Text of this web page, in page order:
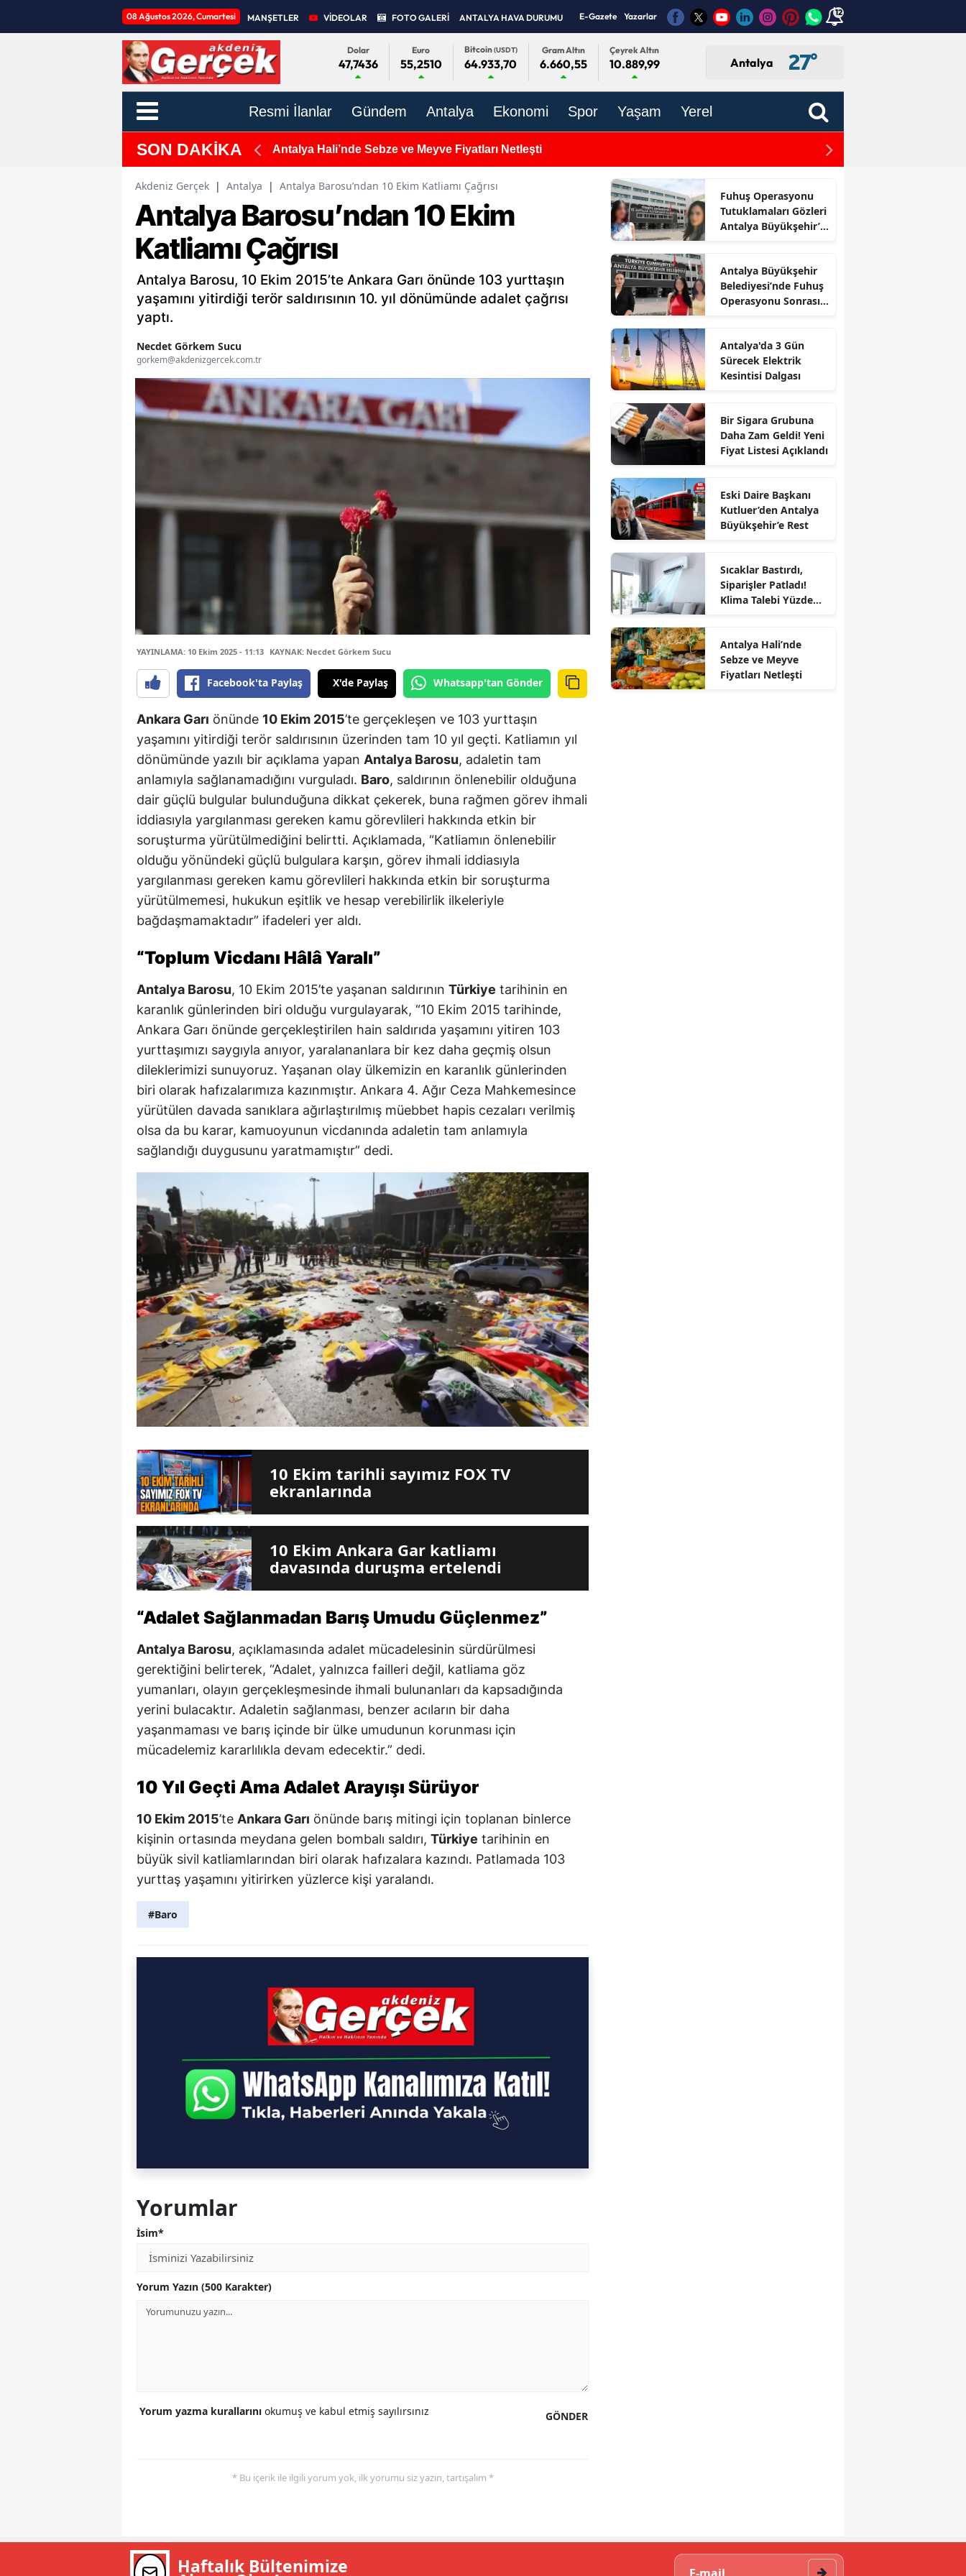
08 Ağustos 2026, Cumartesi MANŞETLER VİDEOLAR FOTO GALERİ ANTALYA HAVA DURUMU E-Gazete Yazarlar 12
Dolar
47,7436
Euro
55,2510
Bitcoin(USDT)
64.933,70
Gram Altın
6.660,55
Çeyrek Altın
10.889,99 Antalya 27°
Resmi İlanlar Gündem Antalya Ekonomi Spor Yaşam Yerel
SON DAKİKA Antalya Hali’nde Sebze ve Meyve Fiyatları Netleşti Toroslar’da Hayvancılık
Akdeniz Gerçek | Antalya | Antalya Barosu’ndan 10 Ekim Katliamı Çağrısı
Antalya Barosu’ndan 10 Ekim
Katliamı Çağrısı
Antalya Barosu, 10 Ekim 2015’te Ankara Garı önünde 103 yurttaşın
yaşamını yitirdiği terör saldırısının 10. yıl dönümünde adalet çağrısı
yaptı.
Necdet Görkem Sucu
gorkem@akdenizgercek.com.tr
YAYINLAMA: 10 Ekim 2025 - 11:13 KAYNAK: Necdet Görkem Sucu
Facebook'ta Paylaş X'de Paylaş Whatsapp'tan Gönder
Ankara Garı önünde 10 Ekim 2015’te gerçekleşen ve 103 yurttaşın
yaşamını yitirdiği terör saldırısının üzerinden tam 10 yıl geçti. Katliamın yıl
dönümünde yazılı bir açıklama yapan Antalya Barosu, adaletin tam
anlamıyla sağlanamadığını vurguladı. Baro, saldırının önlenebilir olduğuna
dair güçlü bulgular bulunduğuna dikkat çekerek, buna rağmen görev ihmali
iddiasıyla yargılanması gereken kamu görevlileri hakkında etkin bir
soruşturma yürütülmediğini belirtti. Açıklamada, “Katliamın önlenebilir
olduğu yönündeki güçlü bulgulara karşın, görev ihmali iddiasıyla
yargılanması gereken kamu görevlileri hakkında etkin bir soruşturma
yürütülmemesi, hukukun eşitlik ve hesap verebilirlik ilkeleriyle
bağdaşmamaktadır” ifadeleri yer aldı.
“Toplum Vicdanı Hâlâ Yaralı”
Antalya Barosu, 10 Ekim 2015’te yaşanan saldırının Türkiye tarihinin en
karanlık günlerinden biri olduğu vurgulayarak, “10 Ekim 2015 tarihinde,
Ankara Garı önünde gerçekleştirilen hain saldırıda yaşamını yitiren 103
yurttaşımızı saygıyla anıyor, yaralananlara bir kez daha geçmiş olsun
dileklerimizi sunuyoruz. Yaşanan olay ülkemizin en karanlık günlerinden
biri olarak hafızalarımıza kazınmıştır. Ankara 4. Ağır Ceza Mahkemesince
yürütülen davada sanıklara ağırlaştırılmış müebbet hapis cezaları verilmiş
olsa da bu karar, kamuoyunun vicdanında adaletin tam anlamıyla
sağlandığı duygusunu yaratmamıştır” dedi.
10 Ekim tarihli sayımız FOX TV
ekranlarında
10 Ekim Ankara Gar katliamı
davasında duruşma ertelendi
“Adalet Sağlanmadan Barış Umudu Güçlenmez”
Antalya Barosu, açıklamasında adalet mücadelesinin sürdürülmesi
gerektiğini belirterek, “Adalet, yalnızca failleri değil, katliama göz
yumanları, olayın gerçekleşmesinde ihmali bulunanları da kapsadığında
yerini bulacaktır. Adaletin sağlanması, benzer acıların bir daha
yaşanmaması ve barış içinde bir ülke umudunun korunması için
mücadelemiz kararlılıkla devam edecektir.” dedi.
10 Yıl Geçti Ama Adalet Arayışı Sürüyor
10 Ekim 2015’te Ankara Garı önünde barış mitingi için toplanan binlerce
kişinin ortasında meydana gelen bombalı saldırı, Türkiye tarihinin en
büyük sivil katliamlarından biri olarak hafızalara kazındı. Patlamada 103
yurttaş yaşamını yitirirken yüzlerce kişi yaralandı.
#Baro
Yorumlar
İsim*
Yorum Yazın (500 Karakter)
GÖNDER
Yorum yazma kurallarını okumuş ve kabul etmiş sayılırsınız
* Bu içerik ile ilgili yorum yok, ilk yorumu siz yazın, tartışalım *
Fuhuş Operasyonu
Tutuklamaları Gözleri
Antalya Büyükşehir’e
Antalya Büyükşehir
Belediyesi’nde Fuhuş
Operasyonu Sonrası
Antalya'da 3 Gün
Sürecek Elektrik
Kesintisi Dalgası
Bir Sigara Grubuna
Daha Zam Geldi! Yeni
Fiyat Listesi Açıklandı
Eski Daire Başkanı
Kutluer’den Antalya
Büyükşehir’e Rest
Sıcaklar Bastırdı,
Siparişler Patladı!
Klima Talebi Yüzde
Antalya Hali’nde
Sebze ve Meyve
Fiyatları Netleşti
Haftalık Bültenimize